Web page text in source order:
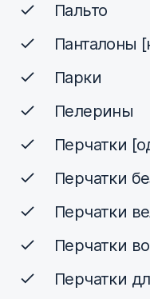
Пальто
Панталоны
Парки
Пелерины
Перчатки
Перчатки
Перчатки
Перчатки
Перчатки